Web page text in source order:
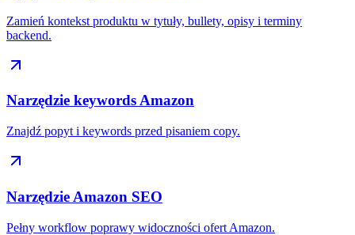
Zamień kontekst produktu w tytuły, bullety, opisy i terminy
backend.
Narzędzie keywords Amazon
Znajdź popyt i keywords przed pisaniem copy.
Narzędzie Amazon SEO
Pełny workflow poprawy widoczności ofert Amazon.